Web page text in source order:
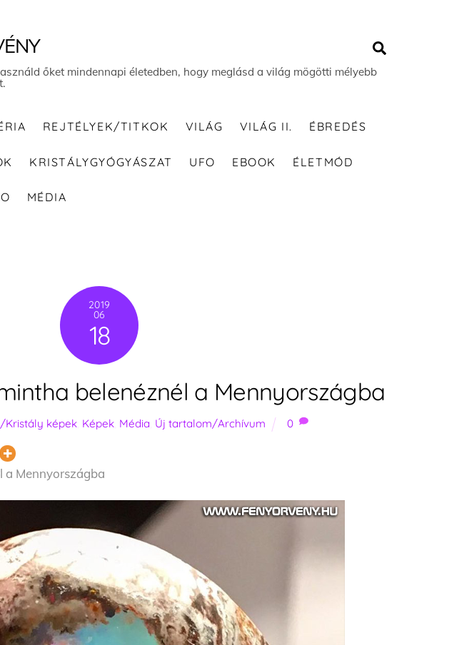
őket mindennapi életedben, hogy meglásd a világ mögötti mélyebb
REJTÉLYEK/TITKOK VILÁG VILÁG II. ÉBREDÉS
KRISTÁLYGYÓGYÁSZAT UFO EBOOK ÉLETMÓD
MÉDIA
2019
06
18
belenéznél a Mennyországba
Kristály képek, Képek, Média Új tartalom/Archívum 0
a Mennyországba